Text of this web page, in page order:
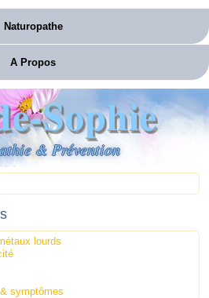
Naturopathe
A Propos
Sophie
& Prévention
lourds
symptômes